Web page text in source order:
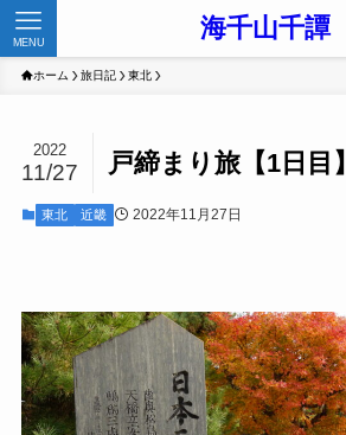
海千山千譚
MENU
ホーム 旅日記 東北
戸締まり旅【1日目】
2022
11/27
東北 近畿 2022年11月27日